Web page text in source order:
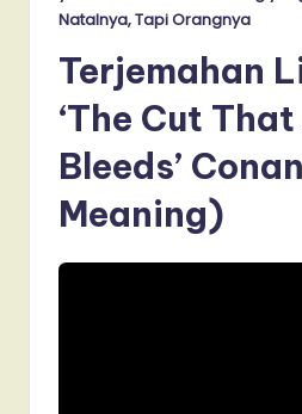
Natalnya, Tapi Orangnya
Terjemahan
‘The Cut
Bleeds’
Meaning)